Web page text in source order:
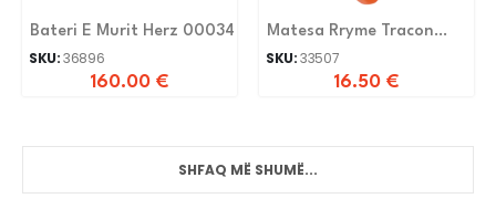
Bateri E Murit Herz 00034
SKU:36896
160.00 €
Matesa Rryme Tracon
HK36A
SKU:33507
16.50 €
SHFAQ MË SHUMË...